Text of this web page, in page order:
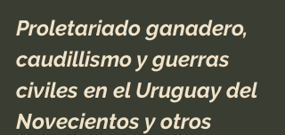
Proletariado ganadero,
caudillismo y guerras
civiles en el Uruguay del
Novecientos y otros